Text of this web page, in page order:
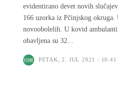
evidentirano devet novih
166 uzorka iz Pčinjskog okruga.
novoobolelih. U kovid ambulanti tokom jučerašnjeg dana
obavljena su 32...
PETAK, 2. JUL 2021 : 10:41